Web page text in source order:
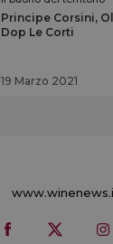
Principe Corsini,
Dop Le Corti
19 Marzo 2021